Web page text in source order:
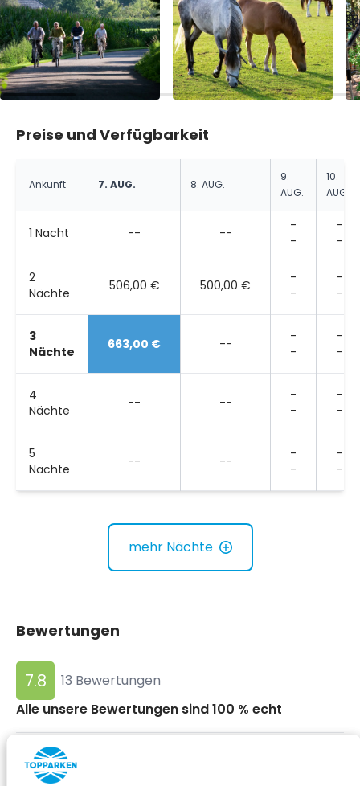
Preise und Verfügbarkeit
Ankunft 7. AUG. 8. AUG.
9.
AUG.
10.
AUG.
1 Nacht -- --
-
-
-
-
2
Nächte
506,00 € 500,00 €
-
-
-
-
3
Nächte
663,00 € --
-
-
-
-
4
Nächte
-- --
-
-
-
-
5
Nächte
-- --
-
-
-
-
mehr Nächte
Bewertungen
7.8
13 Bewertungen
Alle unsere Bewertungen sind 100 % echt
Kategorien: